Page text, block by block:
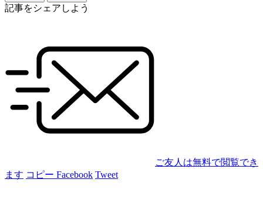
記事をシェアしよう
ご友人は無料で閲覧でき
ます コピー Facebook Tweet